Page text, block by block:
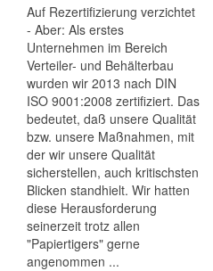
Auf Rezertifizierung verzichtet
- Aber: Als erstes
Unternehmen im Bereich
Verteiler-­ und Behälterbau
wurden wir 2013 nach DIN
ISO 9001:2008 zertifiziert. Das
bedeutet, daß unsere Qualität
bzw. unsere Maßnahmen, mit
der wir unsere Qualität
sicherstellen, auch kritischsten
Blicken standhielt. Wir hatten
diese Herausforderung
seinerzeit trotz allen
"Papiertigers" gerne
angenommen ...